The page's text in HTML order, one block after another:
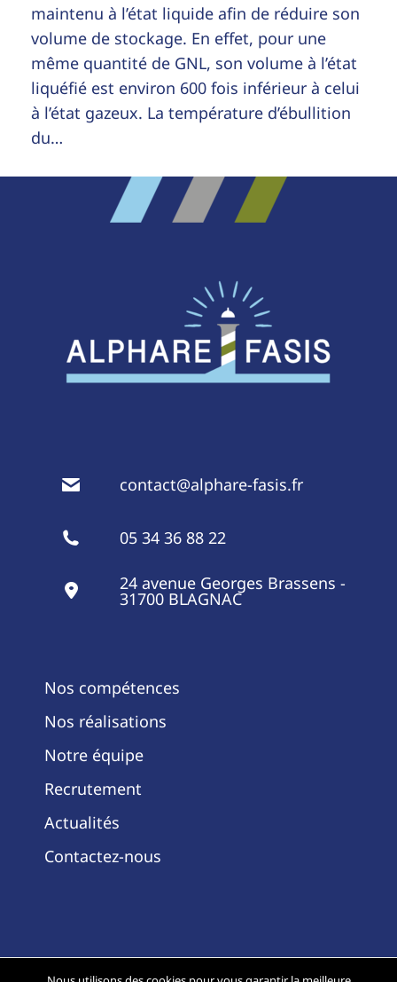
maintenu à l’état liquide afin de réduire son
volume de stockage. En effet, pour une
même quantité de GNL, son volume à l’état
liquéfié est environ 600 fois inférieur à celui
à l’état gazeux. La température d’ébullition
du…
contact@alphare-fasis.fr
05 34 36 88 22
24 avenue Georges Brassens -
31700 BLAGNAC
Nos compétences
Nos réalisations
Notre équipe
Recrutement
Actualités
Contactez-nous